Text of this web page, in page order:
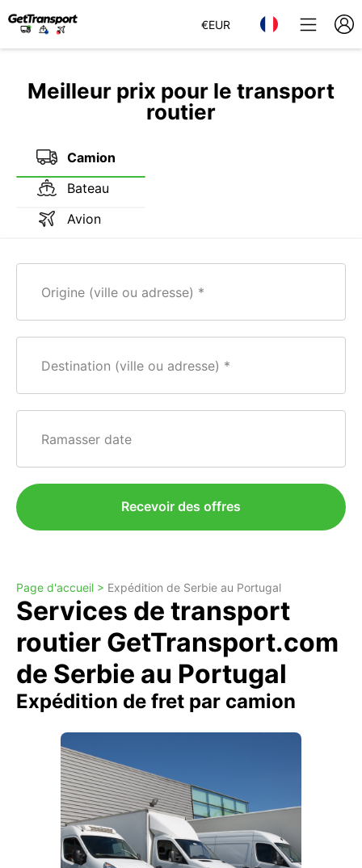
€EUR
Meilleur prix pour le transport
routier
Camion
Bateau
Avion
Origine (ville ou adresse)
Destination (ville ou adresse)
Ramasser date
Recevoir des offres
Page d'accueil > Expédition de Serbie au Portugal
Services de transport
routier GetTransport.com
de Serbie au Portugal
Expédition de fret par camion